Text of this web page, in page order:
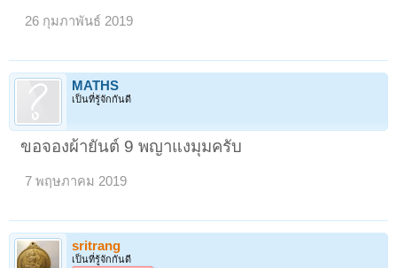
26 กุมภาพันธ์ 2019
MATHS
เป็นที่รู้จักกันดี
ขอจองผ้ายันต์ 9 พญาแงมุมครับ
7 พฤษภาคม 2019
sritrang
เป็นที่รู้จักกันดี